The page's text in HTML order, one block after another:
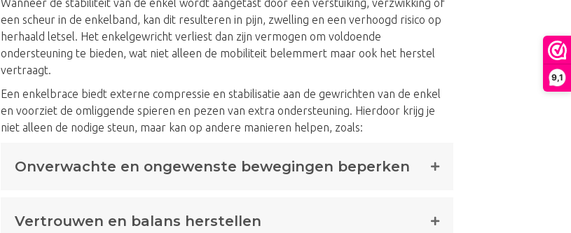
9,1
Wanneer de stabiliteit van de enkel wordt aangetast door een verstuiking, verzwikking of
een scheur in de enkelband, kan dit resulteren in pijn, zwelling en een verhoogd risico op
herhaald letsel. Het enkelgewricht verliest dan zijn vermogen om voldoende
ondersteuning te bieden, wat niet alleen de mobiliteit belemmert maar ook het herstel
vertraagt.
Een enkelbrace biedt externe compressie en stabilisatie aan de gewrichten van de enkel
en voorziet de omliggende spieren en pezen van extra ondersteuning. Hierdoor krijg je
niet alleen de nodige steun, maar kan op andere manieren helpen, zoals:
Onverwachte en ongewenste bewegingen beperken
Vertrouwen en balans herstellen